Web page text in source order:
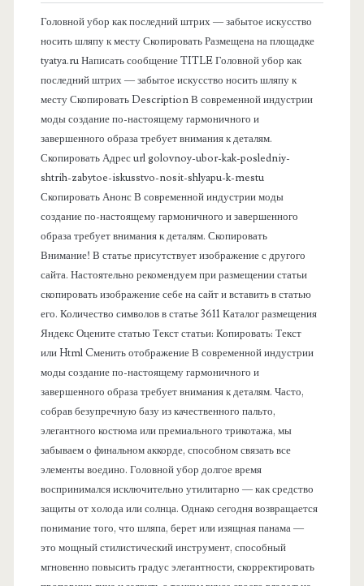
Головной убор как последний штрих — забытое искусство
носить шляпу к месту Скопировать Размещена на площадке
tyatya.ru Написать сообщение TITLE Головной убор как
последний штрих — забытое искусство носить шляпу к
месту Скопировать Description В современной индустрии
моды создание по-настоящему гармоничного и
завершенного образа требует внимания к деталям.
Скопировать Адрес url golovnoy-ubor-kak-posledniy-
shtrih-zabytoe-iskusstvo-nosit-shlyapu-k-mestu
Скопировать Анонс В современной индустрии моды
создание по-настоящему гармоничного и завершенного
образа требует внимания к деталям. Скопировать
Внимание! В статье присутствует изображение с другого
сайта. Настоятельно рекомендуем при размещении статьи
скопировать изображение себе на сайт и вставить в статью
его. Количество символов в статье 3611 Каталог размещения
Яндекс Оцените статью Текст статьи: Копировать: Текст
или Html Cменить отображение В современной индустрии
моды создание по-настоящему гармоничного и
завершенного образа требует внимания к деталям. Часто,
собрав безупречную базу из качественного пальто,
элегантного костюма или премиального трикотажа, мы
забываем о финальном аккорде, способном связать все
элементы воедино. Головной убор долгое время
воспринимался исключительно утилитарно — как средство
защиты от холода или солнца. Однако сегодня возвращается
понимание того, что шляпа, берет или изящная панама —
это мощный стилистический инструмент, способный
мгновенно повысить градус элегантности, скорректировать